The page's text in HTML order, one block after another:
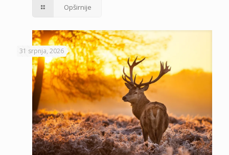
Opširnije
31 srpnja, 2026